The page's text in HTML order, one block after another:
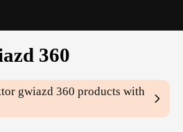
360
gwiazd 360 products with